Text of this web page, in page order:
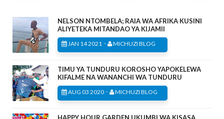
NELSON NTOMBELA; RAIA WA AFRIKA KUSINI
ALIYETEKA MITANDAO YA KIJAMII
JAN 14 2021 - MICHUZI BLOG
TIMU YA TUNDURU KOROSHO YAPOKELEWA
KIFALME NA WANANCHI WA TUNDURU
AUG 03 2020 - MICHUZI BLOG